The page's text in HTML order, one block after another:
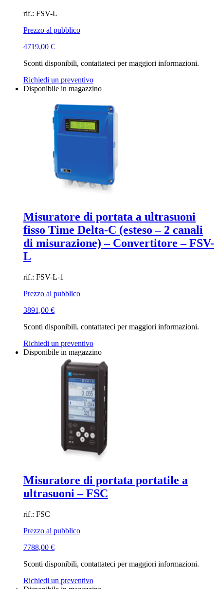
rif.: FSV-L
Prezzo al pubblico
4719,00 €
Sconti disponibili, contattateci per maggiori informazioni.
Richiedi un preventivo
Disponibile in magazzino
Misuratore di portata a ultrasuoni
fisso Time Delta-C (esteso – 2 canali
di misurazione) – Convertitore – FSV-
L
rif.: FSV-L-1
Prezzo al pubblico
3891,00 €
Sconti disponibili, contattateci per maggiori informazioni.
Richiedi un preventivo
Disponibile in magazzino
Misuratore di portata portatile a
ultrasuoni – FSC
rif.: FSC
Prezzo al pubblico
7788,00 €
Sconti disponibili, contattateci per maggiori informazioni.
Richiedi un preventivo